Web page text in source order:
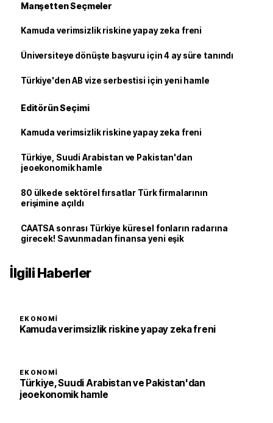
Manşetten Seçmeler
Kamuda verimsizlik riskine yapay zeka freni
Üniversiteye dönüşte başvuru için 4 ay süre tanındı
Türkiye'den AB vize serbestisi için yeni hamle
Editörün Seçimi
Kamuda verimsizlik riskine yapay zeka freni
Türkiye, Suudi Arabistan ve Pakistan'dan
jeoekonomik hamle
80 ülkede sektörel fırsatlar Türk firmalarının
erişimine açıldı
CAATSA sonrası Türkiye küresel fonların radarına
girecek! Savunmadan finansa yeni eşik
İlgili Haberler
EKONOMI
Kamuda verimsizlik riskine yapay zeka freni
EKONOMI
Türkiye, Suudi Arabistan ve Pakistan'dan
jeoekonomik hamle